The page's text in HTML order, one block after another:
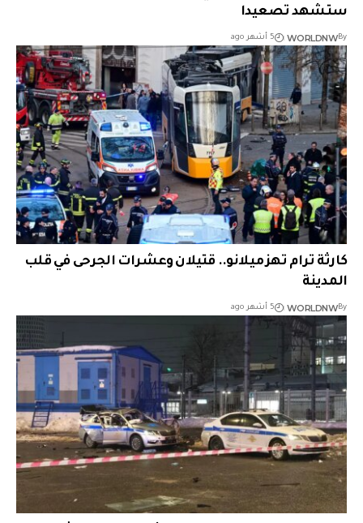
ستشهد تصعيدا
By
WORLDNW 5 أشهر ago
كارثة ترام تهز ميلانو.. قتيلان وعشرات الجرحى في قلب
المدينة
By
WORLDNW 5 أشهر ago